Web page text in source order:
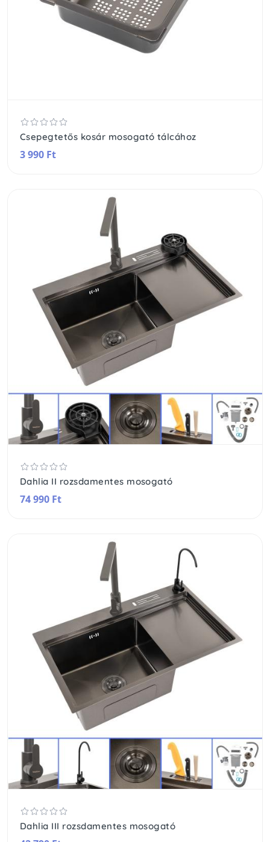
Csepegtetős kosár mosogató tálcához
3 990 Ft
Dahlia II rozsdamentes mosogató
74 990 Ft
Dahlia III rozsdamentes mosogató